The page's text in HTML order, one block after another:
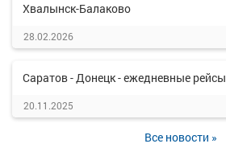
Хвалынск-Балаково
28.02.2026
Саратов - Донецк - ежедневные рейсы
20.11.2025
Все новости »